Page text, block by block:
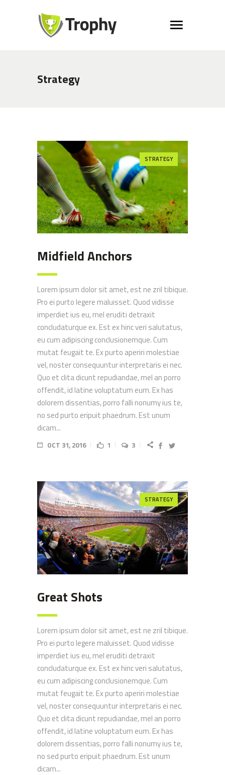
Strategy
STRATEGY
Midfield Anchors
Lorem ipsum dolor sit amet, est ne zril tibique.
Pro ei purto legere maluisset. Quod vidisse
imperdiet ius eu, mel eruditi detraxit
concludaturque ex. Est ex hinc veri salutatus,
eu cum adipiscing conclusionemque. Cum
mutat feugait te. Ex purto aperiri molestiae
vel, noster consequuntur interpretaris ei nec.
Quo et clita dicunt repudiandae, mel an porro
offendit, id latine voluptatum eum. Ex has
dolorem dissentias, porro falli nonumy ius te,
no sed purto eripuit phaedrum. Est unum
dicam...
OCT 31, 2016 1 3
STRATEGY
Great Shots
Lorem ipsum dolor sit amet, est ne zril tibique.
Pro ei purto legere maluisset. Quod vidisse
imperdiet ius eu, mel eruditi detraxit
concludaturque ex. Est ex hinc veri salutatus,
eu cum adipiscing conclusionemque. Cum
mutat feugait te. Ex purto aperiri molestiae
vel, noster consequuntur interpretaris ei nec.
Quo et clita dicunt repudiandae, mel an porro
offendit, id latine voluptatum eum. Ex has
dolorem dissentias, porro falli nonumy ius te,
no sed purto eripuit phaedrum. Est unum
dicam...